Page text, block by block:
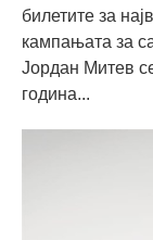
билетите за
кампањата за
Јордан Митев
година...